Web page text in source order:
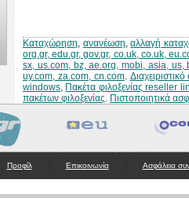
Καταχώρηση, ανανέωση,αλλαγή
org.gr, edu.gr, gov.gr, co.uk, co.uk,
sx, us.com, bz, ae.org, mobi, asia, us,
uy.com, za.com, cn.com.
windows, Πακέτα φιλοξενίας reseller
πακέτων φιλοξενίας. Πιστοποιητικά
Προφίλ Επικοινωνία Ασφάλεια